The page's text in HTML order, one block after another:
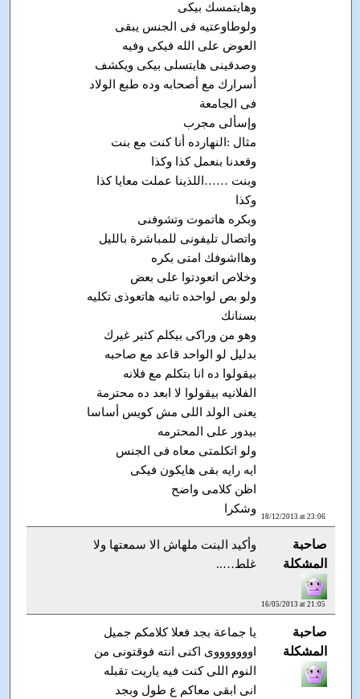
18/12/2013 at 23:06
وهايتمسك بيكى
ولوطاوعتيه فى الجنس يبقى
العوض على الله فيكى وفيه
وصدقينى هايتسلى بيكى ويكشف
أسرارك مع أصحابه وده طبع الولاد
فى الجامعة
وإسألى مجرب
مثال :النهارده أنا كنت مع بنت
وقعدنا بنعمل كذا وكذا
وبنت ……اللذينا عملت معايا كذا
وكذا
وبكره هاتموت وتشوفنى
واتصال تليفونى للمباشرة بالليل
وهااشوفك امتى بكره
وخلاص اتعودتوا على بعض
ولو بص لواحده تانيه هاتعوذى تكليه
بسنانك
وهو من وراكى بيكلم كثير غيرك
بدليل لو الواحد قاعد مع صاحبه
بيقولوا ده انا بتكلم مع فلانه
الفلانيه بيقولوا لا ابعد ده محترمة
يعنى الولد اللى مش كويس أساسا
بيدور على المحترمه
ولو اتكلمتى معاه فى الجنس
ايه رايه بقى هايكون فيكى
اظن كلامى واضح
وشكرا
صاحبة
المشكلة
16/05/2013 at 21:05
وأكيد البنت ملهاش الا سمعتها ولا
غلط…..
صاحبة
المشكلة
يا جماعة بجد فعلا كلامكم جميل
اوووووووى اكنى انته فوقتونى من
النوم اللى كنت فيه ياريت تقبله
انى ابقى معاكم ع طول وبجد